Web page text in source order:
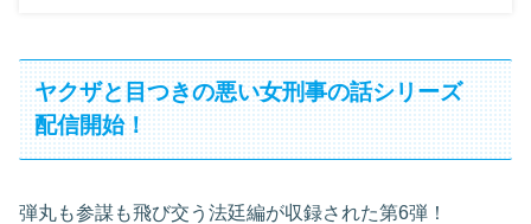
ヤクザと目つきの悪い女刑事の話シリーズ
配信開始！
弾丸も参謀も飛び交う法廷編が収録された第6弾！